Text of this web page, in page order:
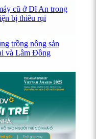
cũ ở Dĩ An trong
bị thiêu rụi
trồng nông sản
và Lâm Đồng